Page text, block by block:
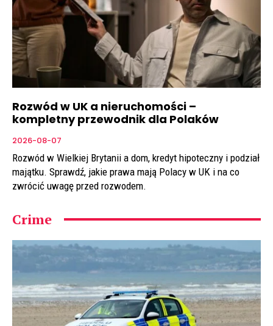
Rozwód w UK a nieruchomości –
kompletny przewodnik dla Polaków
2026-08-07
Rozwód w Wielkiej Brytanii a dom, kredyt hipoteczny i podział
majątku. Sprawdź, jakie prawa mają Polacy w UK i na co
zwrócić uwagę przed rozwodem.
Crime